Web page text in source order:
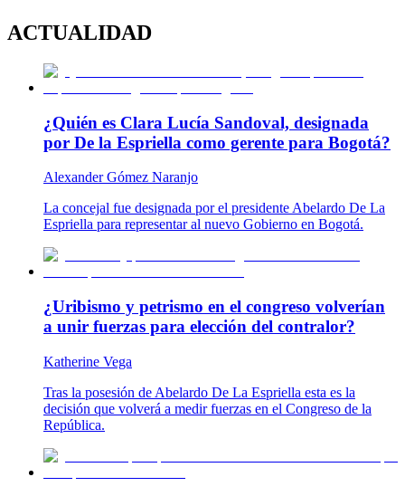
ACTUALIDAD
¿Quién es Clara Lucía Sandoval, designada
por De la Espriella como gerente para Bogotá?
Alexander Gómez Naranjo
La concejal fue designada por el presidente Abelardo De La
Espriella para representar al nuevo Gobierno en Bogotá.
¿Uribismo y petrismo en el congreso volverían
a unir fuerzas para elección del contralor?
Katherine Vega
Tras la posesión de Abelardo De La Espriella esta es la
decisión que volverá a medir fuerzas en el Congreso de la
República.